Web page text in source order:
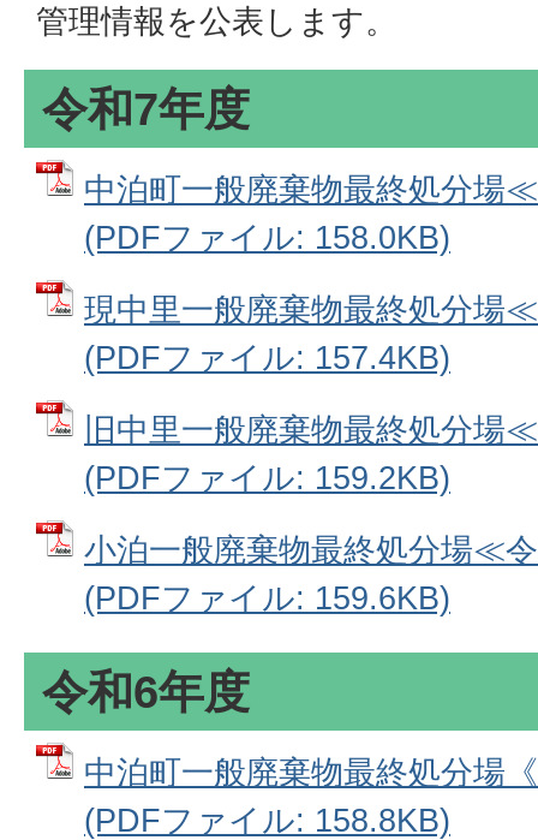
管理情報を公表します。
令和7年度
中泊町一般廃棄物最終処分
(PDFファイル: 158.0KB)
現中里一般廃棄物最終処分場
(PDFファイル: 157.4KB)
旧中里一般廃棄物最終処分
(PDFファイル: 159.2KB)
小泊一般廃棄物最終処分場≪
(PDFファイル: 159.6KB)
令和6年度
中泊町一般廃棄物最終処分場
(PDFファイル: 158.8KB)